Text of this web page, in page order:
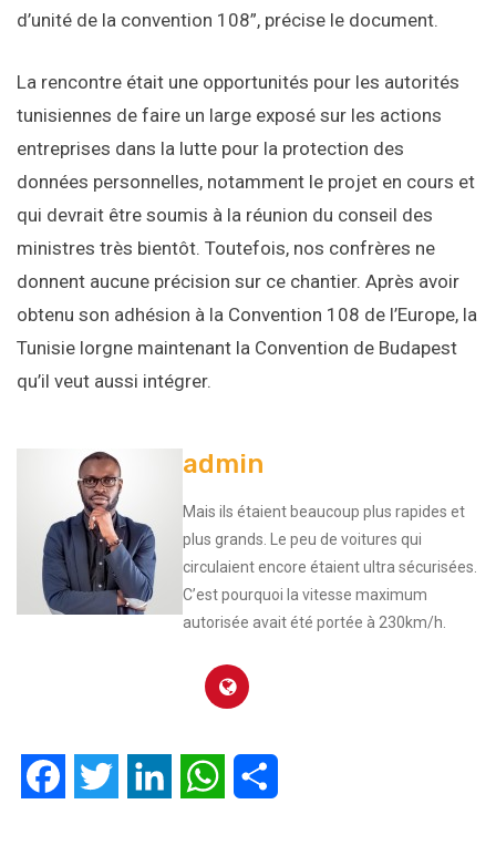
d’unité de la convention 108”, précise le document.
La rencontre était une opportunités pour les autorités
tunisiennes de faire un large exposé sur les actions
entreprises dans la lutte pour la protection des
données personnelles, notamment le projet en cours et
qui devrait être soumis à la réunion du conseil des
ministres très bientôt. Toutefois, nos confrères ne
donnent aucune précision sur ce chantier. Après avoir
obtenu son adhésion à la Convention 108 de l’Europe, la
Tunisie lorgne maintenant la Convention de Budapest
qu’il veut aussi intégrer.
admin
Mais ils étaient beaucoup plus rapides et
plus grands. Le peu de voitures qui
circulaient encore étaient ultra sécurisées.
C’est pourquoi la vitesse maximum
autorisée avait été portée à 230km/h.
FacebookTwitter LinkedIn WhatsApp